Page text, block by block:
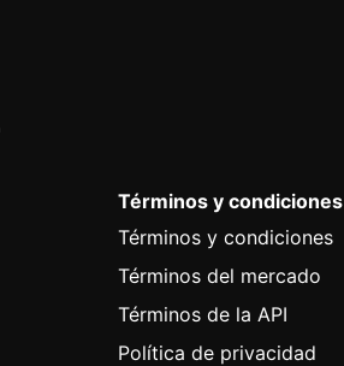
Términos y condiciones
Términos y condiciones
Términos del mercado
Términos de la API
Política de privacidad